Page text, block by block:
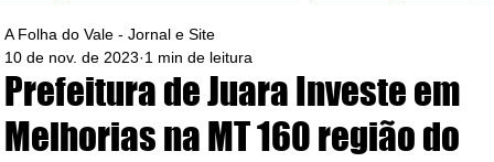
Prefeitura de Juara Investe em
Melhorias na MT 160 região do
A Folha do Vale - Jornal e Site
10 de nov. de 2023 1 min de leitura